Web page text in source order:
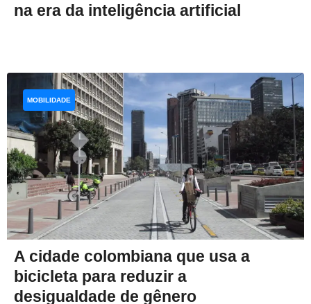
na era da inteligência artificial
A cidade colombiana que usa a
bicicleta para reduzir a
desigualdade de gênero
MOBILIDADE